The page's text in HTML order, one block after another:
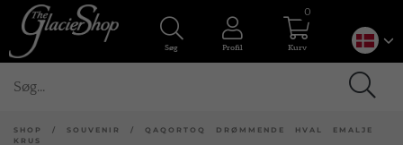
Søg Profil Kurv
0
SHOP / SOUVENIR / QAQORTOQ DRØMMENDE HVAL EMALJE
KRUS